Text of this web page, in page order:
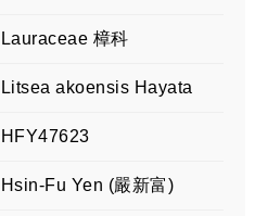
Lauraceae 樟科
Litsea akoensis Hayata
HFY47623
Hsin-Fu Yen (嚴新富)